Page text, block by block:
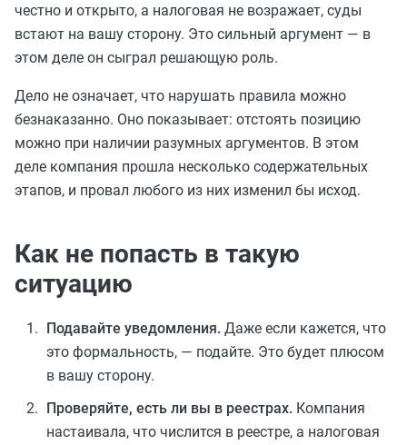
честно и открыто, а налоговая не возражает, суды
встают на вашу сторону. Это сильный аргумент — в
этом деле он сыграл решающую роль.
Дело не означает, что нарушать правила можно
безнаказанно. Оно показывает: отстоять позицию
можно при наличии разумных аргументов. В этом
деле компания прошла несколько содержательных
этапов, и провал любого из них изменил бы исход.
Как не попасть в такую
ситуацию
Подавайте уведомления. Даже если кажется, что
это формальность, — подайте. Это будет плюсом
в вашу сторону.
Проверяйте, есть ли вы в реестрах. Компания
настаивала, что числится в реестре, а налоговая